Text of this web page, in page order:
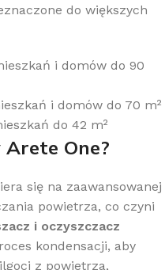
do większych
i domów do 90
i domów do 70 m²
do 42 m²
Arete One?
się na zaawansowanej
powietrza, co czyni
i oczyszczacz
kondensacji, aby
z powietrza,